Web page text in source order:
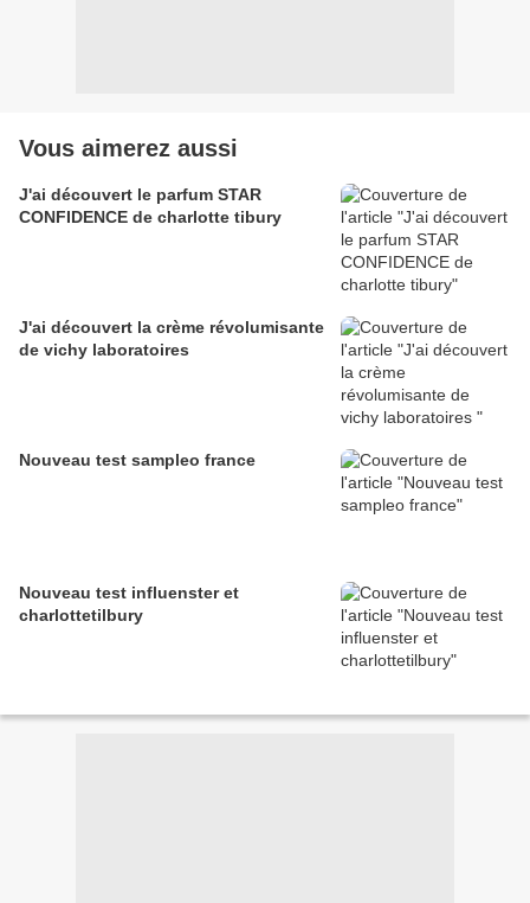
Vous aimerez aussi
J'ai découvert le parfum STAR
CONFIDENCE de charlotte tibury
J'ai découvert la crème révolumisante
de vichy laboratoires
Nouveau test sampleo france
Nouveau test influenster et
charlottetilbury